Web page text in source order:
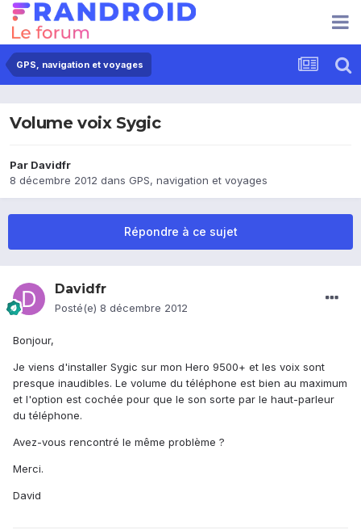
GPS, navigation et voyages
Volume voix Sygic
Par Davidfr
8 décembre 2012 dans GPS, navigation et voyages
Répondre à ce sujet
Davidfr
Posté(e) 8 décembre 2012
Bonjour,
Je viens d'installer Sygic sur mon Hero 9500+ et les voix sont
presque inaudibles. Le volume du téléphone est bien au maximum
et l'option est cochée pour que le son sorte par le haut-parleur
du téléphone.
Avez-vous rencontré le même problème ?
Merci.
David